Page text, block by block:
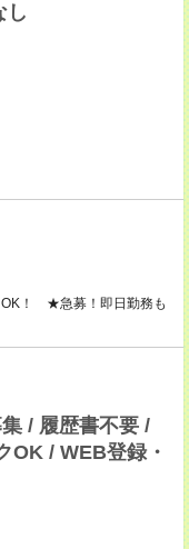
し
！ ★急募！即日勤務も
/ 履歴書不要 /
OK / WEB登録・